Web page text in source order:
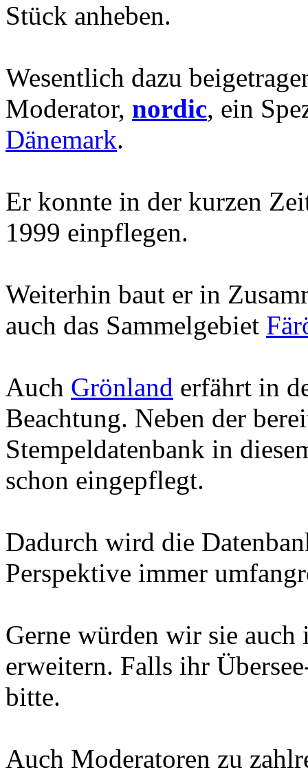
Stück anheben.
Wesentlich dazu
Moderator, nordic, ein
Dänemark.
Er konnte in der kurzen
1999 einpflegen.
Weiterhin baut er in
auch das Sammelgebiet
Auch Grönland erfährt in
Beachtung. Neben der
Stempeldatenbank in
schon eingepflegt.
Dadurch wird die
Perspektive immer
Gerne würden wir sie
erweitern. Falls ihr
bitte.
Auch Moderatoren zu